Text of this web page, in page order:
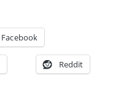
Facebook
Reddit